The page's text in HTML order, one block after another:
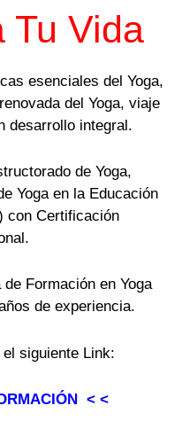
Tu Vida
esenciales del Yoga,
del Yoga, viaje
desarrollo integral.
de Yoga,
Yoga en la Educación
con Certificación
Formación en Yoga
de experiencia.
siguiente Link:
< <